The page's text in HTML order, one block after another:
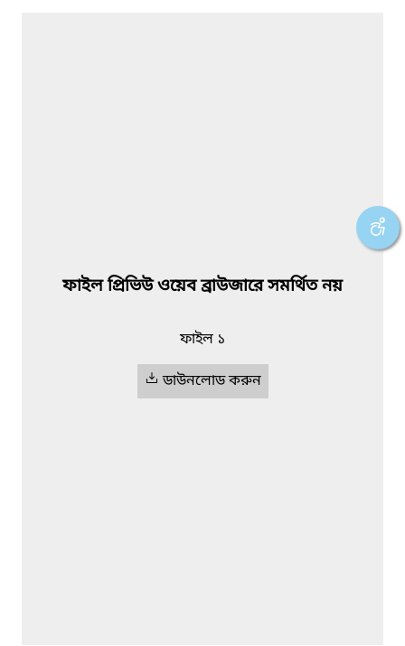
ফাইল প্রিভিউ ওয়েব ব্রাউজারে সমর্থিত নয়
ফাইল ১
ডাউনলোড করুন